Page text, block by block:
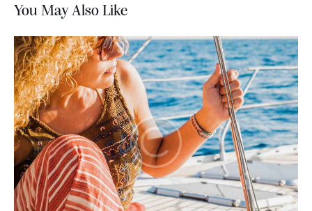
You May Also Like